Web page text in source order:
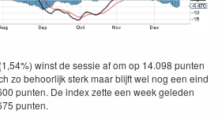
winst de sessie af om op 14.098 punten
zo behoorlijk sterk maar blijft wel nog een eind
punten. De index zette een week geleden
punten.